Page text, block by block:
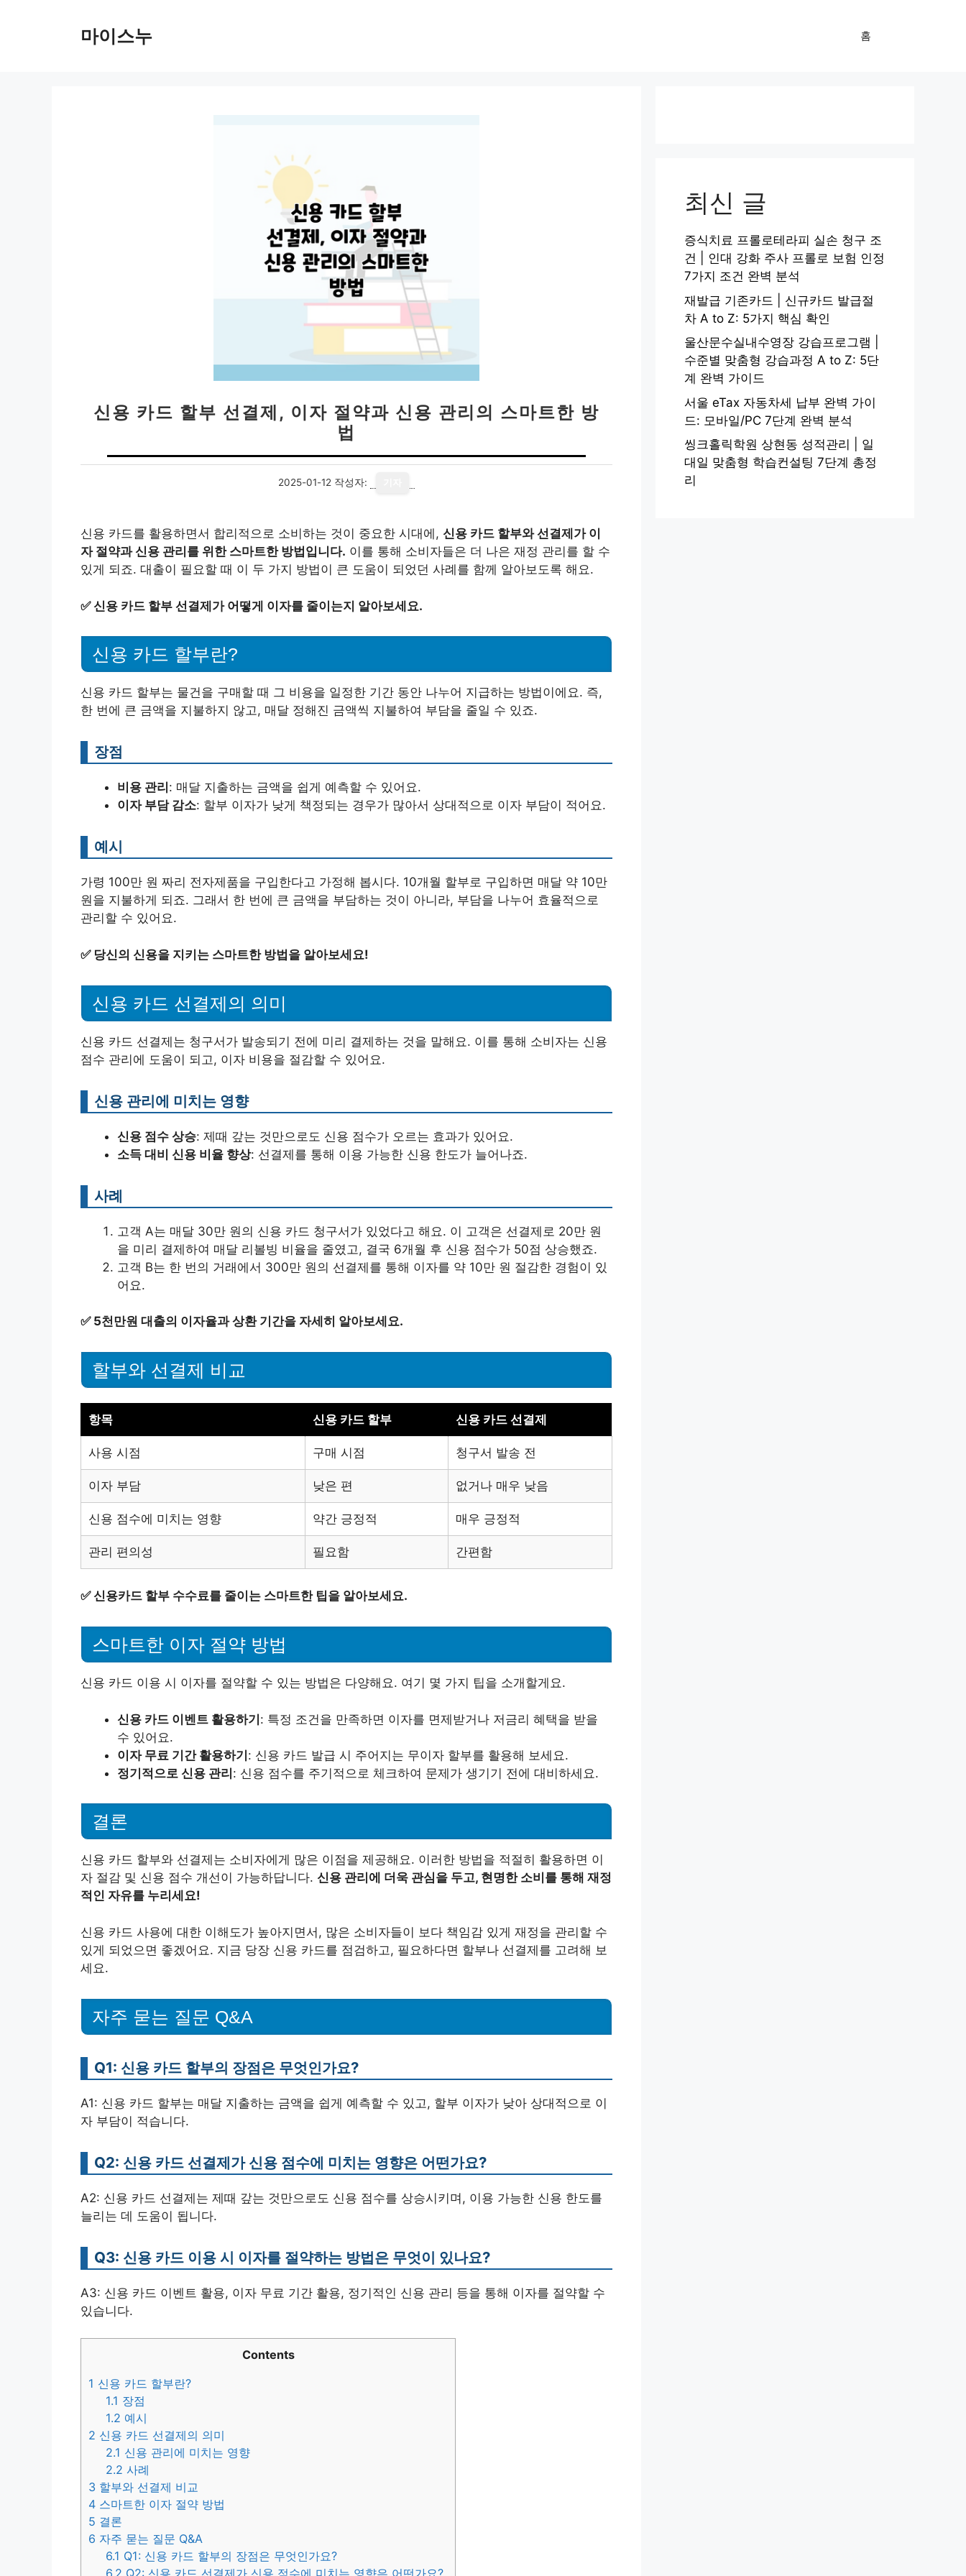
마이스누 홈
신용 카드 할부 선결제, 이자 절약과 신용 관리의 스마트한 방
법
2025-01-12 작성자:
신용 카드를 활용하면서 합리적으로 소비하는 것이 중요한 시대에, 신용 카드 할부와 선결제가 이
자 절약과 신용 관리를 위한 스마트한 방법입니다. 이를 통해 소비자들은 더 나은 재정 관리를 할 수
있게 되죠. 대출이 필요할 때 이 두 가지 방법이 큰 도움이 되었던 사례를 함께 알아보도록 해요.
✅신용 카드 할부 선결제가 어떻게 이자를 줄이는지 알아보세요.
신용 카드 할부란?
신용 카드 할부는 물건을 구매할 때 그 비용을 일정한 기간 동안 나누어 지급하는 방법이에요. 즉,
한 번에 큰 금액을 지불하지 않고, 매달 정해진 금액씩 지불하여 부담을 줄일 수 있죠.
장점
비용 관리 : 매달 지출하는 금액을 쉽게 예측할 수 있어요.
이자 부담 감소: 할부 이자가 낮게 책정되는 경우가 많아서 상대적으로 이자 부담이 적어요.
예시
가령 100만 원 짜리 전자제품을 구입한다고 가정해 봅시다. 10개월 할부로 구입하면 매달 약 10만
원을 지불하게 되죠. 그래서 한 번에 큰 금액을 부담하는 것이 아니라, 부담을 나누어 효율적으로
관리할 수 있어요.
✅ 당신의 신용을 지키는 스마트한 방법을 알아보세요!
신용 카드 선결제의 의미
신용 카드 선결제는 청구서가 발송되기 전에 미리 결제하는 것을 말해요. 이를 통해 소비자는 신용
점수 관리에 도움이 되고, 이자 비용을 절감할 수 있어요.
신용 관리에 미치는 영향
신용 점수 상승: 제때 갚는 것만으로도 신용 점수가 오르는 효과가 있어요.
소득 대비 신용 비율 향상: 선결제를 통해 이용 가능한 신용 한도가 늘어나죠.
사례
고객 A는 매달 30만 원의 신용 카드 청구서가 있었다고 해요. 이 고객은 선결제로 20만 원
을 미리 결제하여 매달 리볼빙 비율을 줄였고, 결국 6개월 후 신용 점수가 50점 상승했죠.
고객 B는 한 번의 거래에서 300만 원의 선결제를 통해 이자를 약 10만 원 절감한 경험이 있
어요.
✅ 5천만원 대출의 이자율과 상환 기간을 자세히 알아보세요.
할부와 선결제 비교
항목 신용 카드 할부 신용 카드 선결제
사용 시점 구매 시점 청구서 발송 전
이자 부담 낮은 편 없거나 매우 낮음
신용 점수에 미치는 영향 약간 긍정적 매우 긍정적
관리 편의성 필요함 간편함
✅신용카드 할부 수수료를 줄이는 스마트한 팁을 알아보세요.
스마트한 이자 절약 방법
신용 카드 이용 시 이자를 절약할 수 있는 방법은 다양해요. 여기 몇 가지 팁을 소개할게요.
신용 카드 이벤트 활용하기: 특정 조건을 만족하면 이자를 면제받거나 저금리 혜택을 받을
수 있어요.
이자 무료 기간 활용하기: 신용 카드 발급 시 주어지는 무이자 할부를 활용해 보세요.
정기적으로 신용 관리: 신용 점수를 주기적으로 체크하여 문제가 생기기 전에 대비하세요.
결론
신용 카드 할부와 선결제는 소비자에게 많은 이점을 제공해요. 이러한 방법을 적절히 활용하면 이
자 절감 및 신용 점수 개선이 가능하답니다. 신용 관리에 더욱 관심을 두고, 현명한 소비를 통해 재정
적인 자유를 누리세요!
신용 카드 사용에 대한 이해도가 높아지면서, 많은 소비자들이 보다 책임감 있게 재정을 관리할 수
있게 되었으면 좋겠어요. 지금 당장 신용 카드를 점검하고, 필요하다면 할부나 선결제를 고려해 보
세요.
자주 묻는 질문 Q&A
Q1: 신용 카드 할부의 장점은 무엇인가요?
A1: 신용 카드 할부는 매달 지출하는 금액을 쉽게 예측할 수 있고, 할부 이자가 낮아 상대적으로 이
자 부담이 적습니다.
Q2: 신용 카드 선결제가 신용 점수에 미치는 영향은 어떤가요?
A2: 신용 카드 선결제는 제때 갚는 것만으로도 신용 점수를 상승시키며, 이용 가능한 신용 한도를
늘리는 데 도움이 됩니다.
Q3: 신용 카드 이용 시 이자를 절약하는 방법은 무엇이 있나요?
A3: 신용 카드 이벤트 활용, 이자 무료 기간 활용, 정기적인 신용 관리 등을 통해 이자를 절약할 수
있습니다.
Contents
1 신용 카드 할부란?
1.1 장점
1.2 예시
2 신용 카드 선결제의 의미
2.1 신용 관리에 미치는 영향
2.2 사례
3 할부와 선결제 비교
4 스마트한 이자 절약 방법
5 결론
6 자주 묻는 질문 Q&A
6.1 Q1: 신용 카드 할부의 장점은 무엇인가요?
최신 글
증식치료 프롤로테라피 실손 청구 조
건 | 인대 강화 주사 프롤로 보험 인정
7가지 조건 완벽 분석
재발급 기존카드 | 신규카드 발급절
차 A to Z: 5가지 핵심 확인
울산문수실내수영장 강습프로그램 |
수준별 맞춤형 강습과정 A to Z: 5단
계 완벽 가이드
서울 eTax 자동차세 납부 완벽 가이
드: 모바일/PC 7단계 완벽 분석
씽크홀릭학원 상현동 성적관리 | 일
대일 맞춤형 학습컨설팅 7단계 총정
리